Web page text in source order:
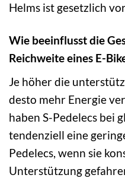
Helms ist gesetzlich
Wie beeinflusst die
Reichweite eines E-
Je höher die
desto mehr Energie
haben S-Pedelecs bei
tendenziell eine
Pedelecs, wenn sie
Unterstützung